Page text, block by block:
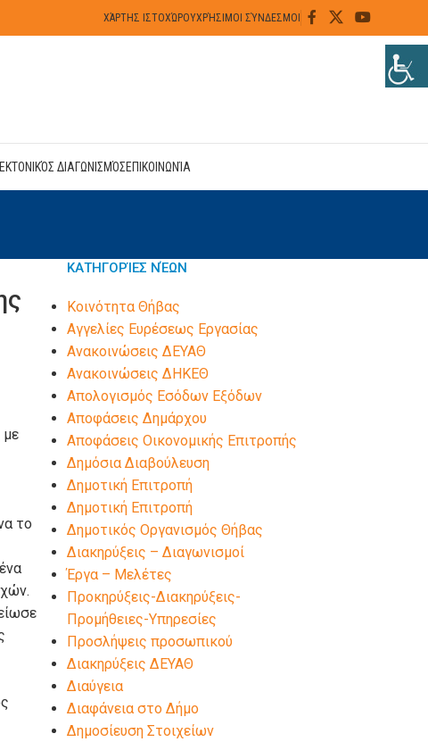
ΧΆΡΤΗΣ ΙΣΤΟΧΏΡΟΥΧΡΉΣΙΜΟΙ ΣΎΝΔΕΣΜΟΙ
ΔΙΑΓΩΝΙΣΜΌΣΕΠΙΚΟΙΝΩΝΊΑ
με
το
ΚΑΤΗΓΟΡΊΕΣ ΝΈΩΝ
Kοινότητα Θήβας
Αγγελίες Ευρέσεως Εργασίας
Ανακοινώσεις ΔΕΥΑΘ
Ανακοινώσεις ΔΗΚΕΘ
Απολογισμός Εσόδων Εξόδων
Αποφάσεις Δημάρχου
Αποφάσεις Οικονομικής Επιτροπής
Δημόσια Διαβούλευση
Δημοτική Επιτροπή
Δημοτική Επιτροπή
Δημοτικός Οργανισμός Θήβας
Διακηρύξεις – Διαγωνισμοί
Έργα – Μελέτες
Προκηρύξεις-Διακηρύξεις-
Προμήθειες-Υπηρεσίες
Προσλήψεις προσωπικού
Διακηρύξεις ΔΕΥΑΘ
Διαύγεια
Διαφάνεια στο Δήμο
Δημοσίευση Στοιχείων